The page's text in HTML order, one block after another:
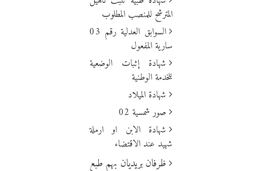
المترشح للمنصب المطلوب
السوابق العدلية رقم 03
سارية المفعول
شهادة إثبات الوضعية
للخدمة الوطنية
شهادة الميلاد
صور شمسية 02
شهادة الابن او ارملة
شهيد عند الاقتضاء
ظرفان بريديان بهم طبع